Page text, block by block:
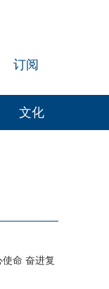
订阅
文化
命 奋进复